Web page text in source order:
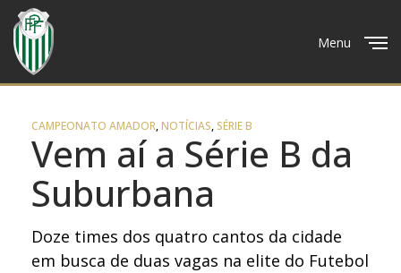
Menu
CAMPEONATO AMADOR,NOTÍCIAS, SÉRIE B
Vem aí a Série B da
Suburbana
Doze times dos quatro cantos da cidade
em busca de duas vagas na elite do Futebol